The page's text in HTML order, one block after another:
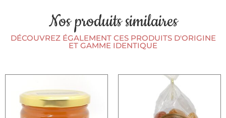
Nos produits similaires
DÉCOUVREZ ÉGALEMENT CES PRODUITS D'ORIGINE
ET GAMME IDENTIQUE